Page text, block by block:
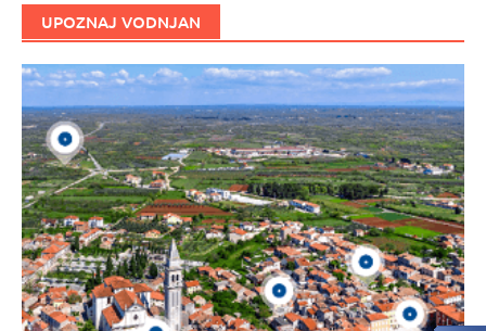
UPOZNAJ VODNJAN